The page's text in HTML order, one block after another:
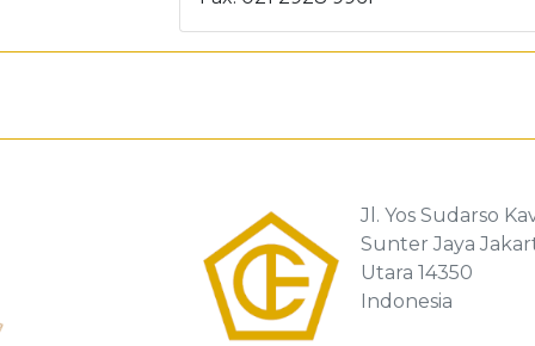
Jl. Yos Sudarso
Sunter Jaya
Utara 14350
Indonesia